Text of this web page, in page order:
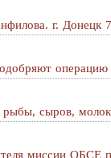
г. Донецк
операцию
рыбы, сыров,
миссии ОБСЕ